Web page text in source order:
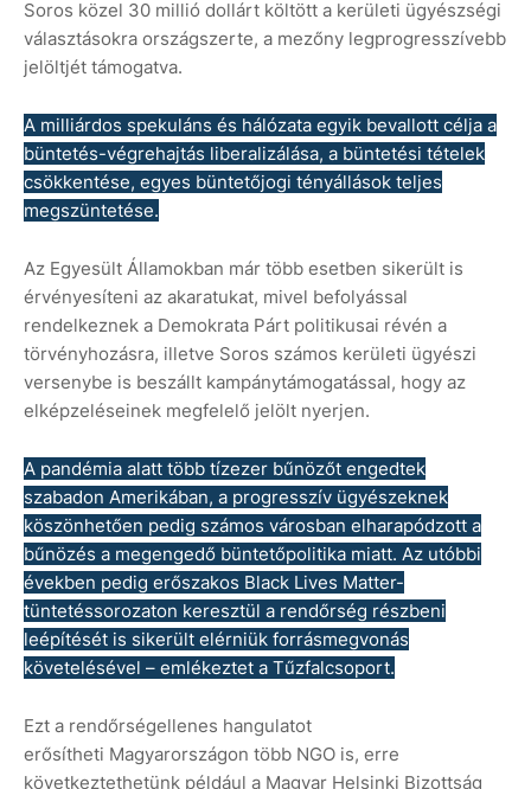
Soros közel 30 millió dollárt költött a kerületi ügyészségi
választásokra országszerte, a mezőny legprogresszívebb
jelöltjét támogatva.
A milliárdos spekuláns és hálózata egyik bevallott célja a
büntetés-végrehajtás liberalizálása, a büntetési tételek
csökkentése, egyes büntetőjogi tényállások teljes
megszüntetése.
Az Egyesült Államokban már több esetben sikerült is
érvényesíteni az akaratukat, mivel befolyással
rendelkeznek a Demokrata Párt politikusai révén a
törvényhozásra, illetve Soros számos kerületi ügyészi
versenybe is beszállt kampánytámogatással, hogy az
elképzeléseinek megfelelő jelölt nyerjen.
A pandémia alatt több tízezer bűnözőt engedtek
szabadon Amerikában, a progresszív ügyészeknek
köszönhetően pedig számos városban elharapódzott a
bűnözés a megengedő büntetőpolitika miatt. Az utóbbi
években pedig erőszakos Black Lives Matter-
tüntetéssorozaton keresztül a rendőrség részbeni
leépítését is sikerült elérniük forrásmegvonás
követelésével – emlékeztet a Tűzfalcsoport.
Ezt a rendőrségellenes hangulatot
erősítheti Magyarországon több NGO is, erre
következtethetünk például a Magyar Helsinki Bizottság